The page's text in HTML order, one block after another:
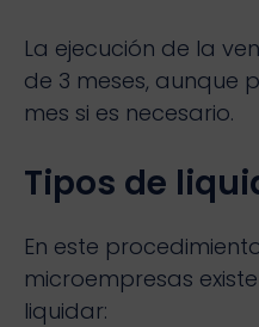
La ejecución de la
de 3 meses, aunque
mes si es necesario.
Tipos de
En este
microempresas
liquidar: